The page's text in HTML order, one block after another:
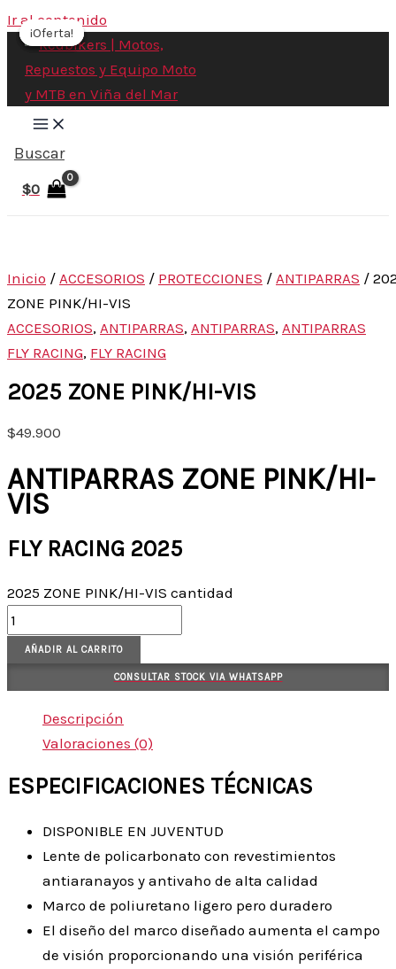
Ir al contenido
Buscar
$0
Inicio / ACCESORIOS / PROTECCIONES / ANTIPARRAS /
ZONE PINK/HI-VIS
ACCESORIOS, ANTIPARRAS, ANTIPARRAS, ANTIPARRAS
FLY RACING, FLY RACING
2025 ZONE PINK/HI-VIS
$49.900
ANTIPARRAS ZONE PINK/HI-
VIS
FLY RACING 2025
2025 ZONE PINK/HI-VIS cantidad
AÑADIR AL CARRITO
CONSULTAR STOCK VIA WHATSAPP
Descripción
Valoraciones (0)
ESPECIFICACIONES TÉCNICAS
DISPONIBLE EN JUVENTUD
Lente de policarbonato con revestimientos
antiaranayos y antivaho de alta calidad
Marco de poliuretano ligero pero duradero
El diseño del marco diseñado aumenta el campo
de visión proporcionando una visión periférica
¡Oferta!
¡Oferta!
¡Oferta!
¡Oferta!